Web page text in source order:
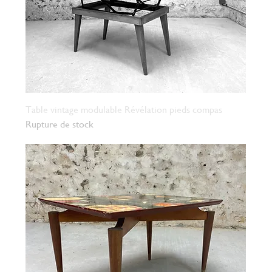
Table vintage modulable Révélation pieds compas
Rupture de stock